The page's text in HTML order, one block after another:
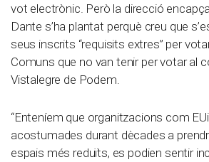
vot electrònic. Però la direcció
Dante s’ha plantat perquè creu que
seus inscrits “requisits extres” per
Comuns que no van tenir per votar al
Vistalegre de Podem.
“Enteníem que organitzacions com
acostumades durant dècades a
espais més reduïts, es podien sentir